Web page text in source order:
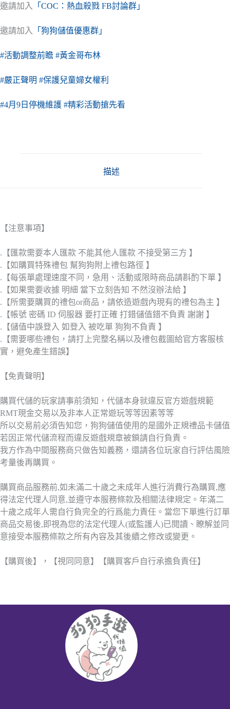
邀請加入 「COC：熱血殺戮 FB討論群」
邀請加入 「狗狗儲值優惠群」
#活動調整前瞻 #黃金哥布林
#嚴正聲明 #保護兒童婦女權利
#4月9日停機維護 #精彩活動搶先看
描述
【注意事項】
.【匯款需要本人匯款 不能其他人匯款 不接受第三方 】
.【如購買特殊禮包 幫狗狗附上禮包路徑 】
.【每張單處理速度不同，急用、活動或限時商品請斟酌下單 】
.【如果需要收據 明細 當下立刻告知 不然沒辦法給 】
.【所需要購買的禮包or商品，請依造遊戲內現有的禮包為主 】
.【帳號 密碼 ID 伺服器 要打正確 打錯儲值錯不負責 謝謝 】
.【儲值中誤登入 如登入 被吃單 狗狗不負責 】
.【需要哪些禮包，請打上完整名稱以及禮包截圖給官方客服核
實，避免產生錯誤】
【免責聲明】
購買代儲的玩家請事前須知，代儲本身就違反官方遊戲規範
RMT現金交易以及非本人正常遊玩等等因素等等
所以交易前必須告知您，狗狗儲值使用的是國外正規禮品卡儲值
若因正常代儲流程而違反遊戲規章被鎖請自行負責。
我方作為中間服務商只做告知義務，還請各位玩家自行評估風險
考量後再購買。
購買商品服務前,如未滿二十歲之未成年人進行消費行為購買,應
得法定代理人同意,並遵守本服務條款及相關法律規定。年滿二
十歲之成年人需自行負完全的行爲能力責任。當您下單進行訂單
商品交易後,即視為您的法定代理人(或監護人)已閱讀、瞭解並同
意接受本服務條款之所有內容及其後續之修改或變更。
【購買後】，【視同同意】【購買客戶自行承擔負責任】